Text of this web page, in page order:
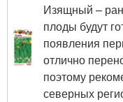
Изящный –
плоды будут
появления
отлично
поэтому
северных